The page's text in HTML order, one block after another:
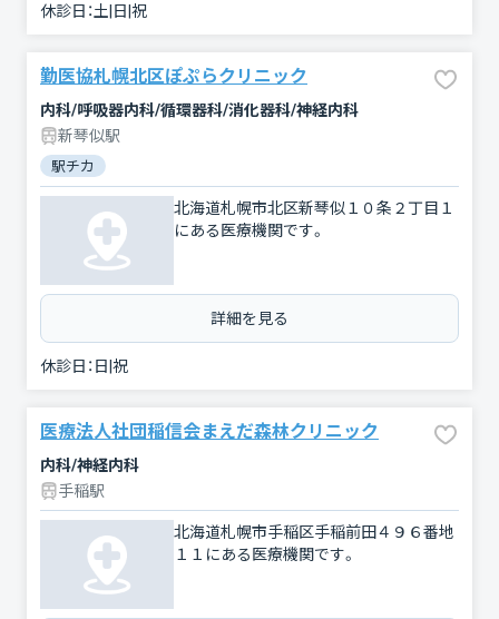
休診日：土|日|祝
勤医協札幌北区ぽぷらクリニック
内科/呼吸器内科/循環器科/消化器科/神経内科
新琴似駅
駅チカ
北海道札幌市北区新琴似１０条２丁目１
にある医療機関です。
詳細を見る
休診日： 日|祝
医療法人社団稲信会まえだ森林クリニック
内科/神経内科
手稲駅
北海道札幌市手稲区手稲前田４９６番地
１１にある医療機関です。